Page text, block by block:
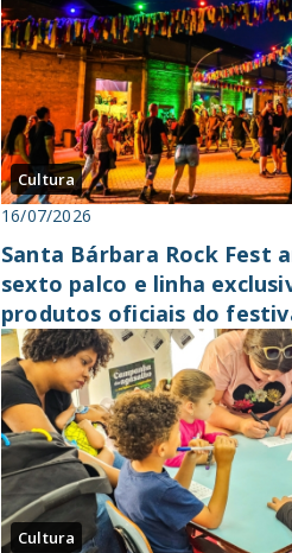
Cultura
16/07/2026
Santa Bárbara Rock Fest
sexto palco e linha
produtos oficiais do
parceria com a Vibes
Cultura